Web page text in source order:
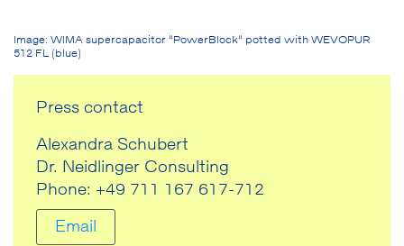
Image: WIMA supercapacitor “PowerBlock“ potted with WEVOPUR
512 FL (blue)
Press contact
Alexandra Schubert
Dr. Neidlinger Consulting
Phone: +49 711 167 617-712
Email